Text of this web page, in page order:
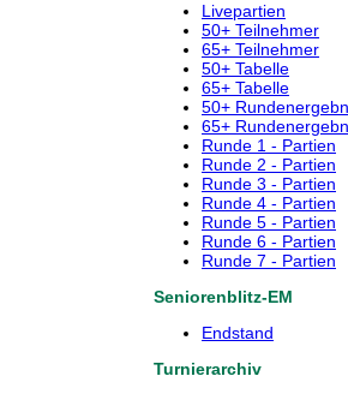
Livepartien
50+ Teilnehmer
65+ Teilnehmer
50+ Tabelle
65+ Tabelle
50+
65+
Runde 1 - Partien
Runde 2 - Partien
Runde 3 - Partien
Runde 4 - Partien
Runde 5 - Partien
Runde 6 - Partien
Runde 7 - Partien
Seniorenblitz-EM
Endstand
Turnierarchiv